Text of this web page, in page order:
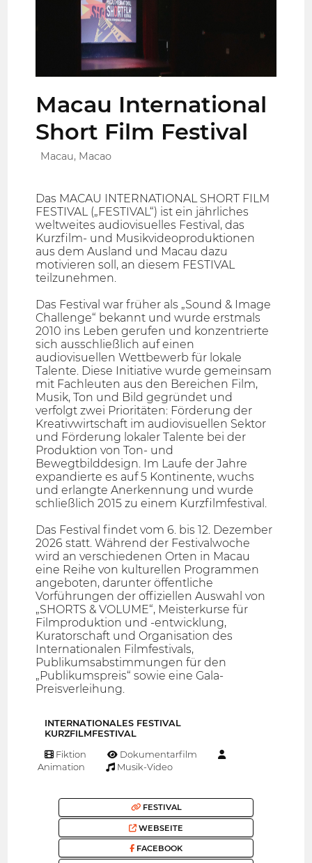
Macau International
Short Film Festival
Macau, Macao
Das MACAU INTERNATIONAL SHORT FILM
FESTIVAL („FESTIVAL“) ist ein jährliches
weltweites audiovisuelles Festival, das
Kurzfilm- und Musikvideoproduktionen
aus dem Ausland und Macau dazu
motivieren soll, an diesem FESTIVAL
teilzunehmen.
Das Festival war früher als „Sound & Image
Challenge“ bekannt und wurde erstmals
2010 ins Leben gerufen und konzentrierte
sich ausschließlich auf einen
audiovisuellen Wettbewerb für lokale
Talente. Diese Initiative wurde gemeinsam
mit Fachleuten aus den Bereichen Film,
Musik, Ton und Bild gegründet und
verfolgt zwei Prioritäten: Förderung der
Kreativwirtschaft im audiovisuellen Sektor
und Förderung lokaler Talente bei der
Produktion von Ton- und
Bewegtbilddesign. Im Laufe der Jahre
expandierte es auf 5 Kontinente, wuchs
und erlangte Anerkennung und wurde
schließlich 2015 zu einem Kurzfilmfestival.
Das Festival findet vom 6. bis 12. Dezember
2026 statt. Während der Festivalwoche
wird an verschiedenen Orten in Macau
eine Reihe von kulturellen Programmen
angeboten, darunter öffentliche
Vorführungen der offiziellen Auswahl von
„SHORTS & VOLUME“, Meisterkurse für
Filmproduktion und -entwicklung,
Kuratorschaft und Organisation des
Internationalen Filmfestivals,
Publikumsabstimmungen für den
„Publikumspreis“ sowie eine Gala-
Preisverleihung.
INTERNATIONALES FESTIVAL
KURZFILMFESTIVAL
Fiktion
Dokumentarfilm
Animation
Musik-Video
FESTIVAL
WEBSEITE
FACEBOOK